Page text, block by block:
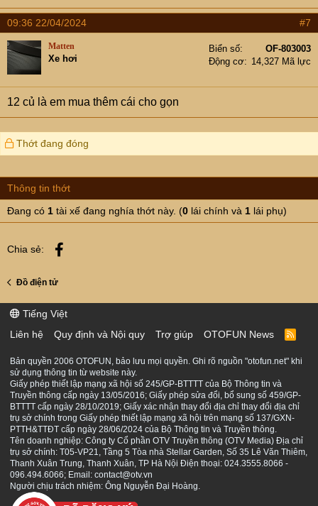
09:36 22/04/2024 #7
Matten
Xe hơi
Biển số
OF-803003
Động cơ
14,327 Mã lực
12 củ là em mua thêm cái cho gọn
Thớt đang đóng
Thông tin thớt
Đang có 1 tài xế đang nghía thớt này. (0 lái chính và 1 lái phụ)
Chia sẻ:
Đồ điện tử
Tiếng Việt
Liên hệ
Quy định và Nội quy Trợ giúp OTOFUN News
R
S
Bản quyền 2006 OTOFUN, bảo lưu mọi quyền. Ghi rõ nguồn "otofun.net" khi
sử dụng thông tin từ website này.
Giấy phép thiết lập mạng xã hội số 245/GP-BTTTT của Bộ Thông tin và
Truyền thông cấp ngày 13/05/2016; Giấy phép sửa đổi, bổ sung số 459/GP-
BTTTT cấp ngày 28/10/2019; Giấy xác nhận thay đổi địa chỉ thay đổi địa chỉ
trụ sở chính trong Giấy phép thiết lập mạng xã hội trên mạng số 137/GXN-
PTTH&TTĐT cấp ngày 28/06/2024 của Bộ Thông tin và Truyền thông.
Tên doanh nghiệp: Công ty Cổ phần OTV Truyền thông (OTV Media) Địa chỉ
trụ sở chính: T05-VP21, Tầng 5 Tòa nhà Stellar Garden, Số 35 Lê Văn Thiêm,
Thanh Xuân Trung, Thanh Xuân, TP Hà Nội Điện thoại: 024.3555.8066 -
096.494.6066; Email: contact@otv.vn
Người chịu trách nhiệm: Ông Nguyễn Đại Hoàng.